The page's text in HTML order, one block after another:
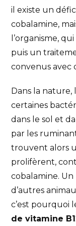
il existe un
cobalamine,
l’organisme,
puis un
convenus avec
Dans la nature,
certaines
dans le sol et
par les
trouvent alors
prolifèrent,
cobalamine. Un
d’autres
c’est pourquoi
de vitamine